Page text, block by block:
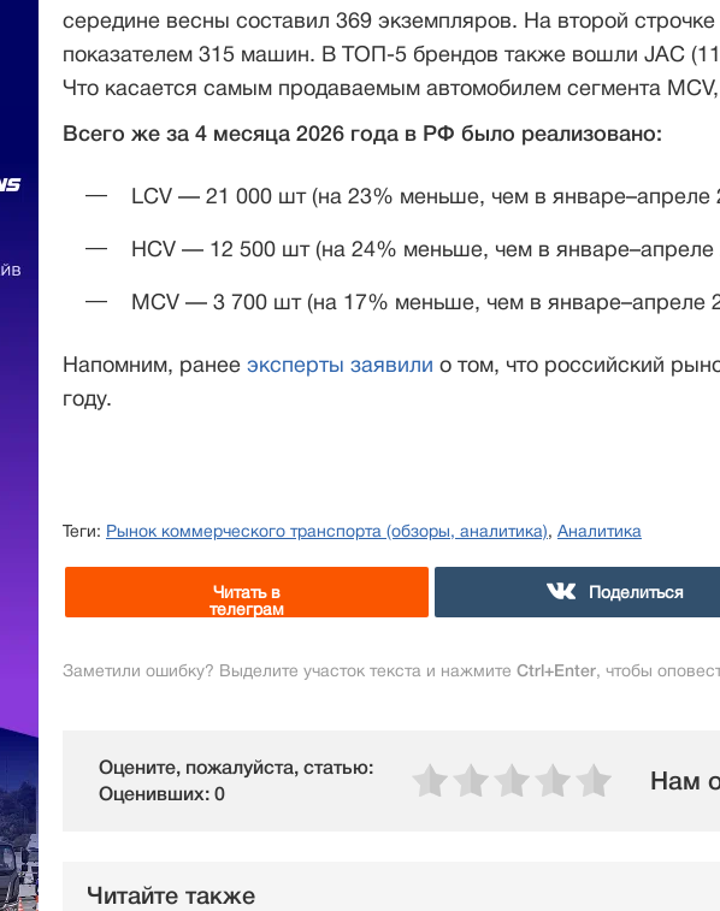
середине весны составил 369 экземпляров. На второй
показателем 315 машин. В ТОП-5 брендов также вошли JAC
Что касается самым продаваемым автомобилем сегмента
Всего же за 4 месяца 2026 года в РФ было реализовано:
LCV — 21 000 шт (на 23% меньше, чем в январе–апреле
HCV — 12 500 шт (на 24% меньше, чем в январе–апреле
MCV — 3 700 шт (на 17% меньше, чем в январе–апреле
Напомним, ранее эксперты заявили о том, что российский
году.
Теги: Рынок коммерческого транспорта (обзоры, аналитика), Аналитика
Читать в
телеграм
Поделиться
Заметили ошибку? Выделите участок текста и нажмите Ctrl+Enter, чтобы
Оцените, пожалуйста, статью:
Оценивших: 0
Нам
Читайте также